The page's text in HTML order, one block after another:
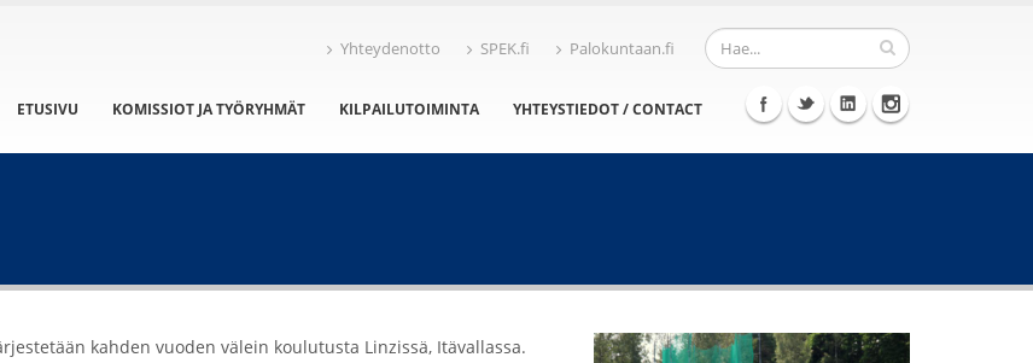
Yhteydenotto SPEK.fi Palokuntaan.fi
ETUSIVU KOMISSIOT JA TYÖRYHMÄT KILPAILUTOIMINTA YHTEYSTIEDOT / CONTACT
kahden vuoden välein koulutusta Linzissä, Itävallassa.